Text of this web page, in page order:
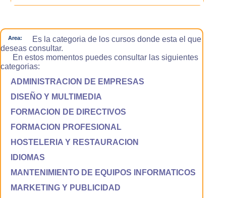
Area:
Es la categoria de los cursos donde esta el que
deseas consultar.
En estos momentos puedes consultar las siguientes
categorias:
ADMINISTRACION DE EMPRESAS
DISEÑO Y MULTIMEDIA
FORMACION DE DIRECTIVOS
FORMACION PROFESIONAL
HOSTELERIA Y RESTAURACION
IDIOMAS
MANTENIMIENTO DE EQUIPOS INFORMATICOS
MARKETING Y PUBLICIDAD